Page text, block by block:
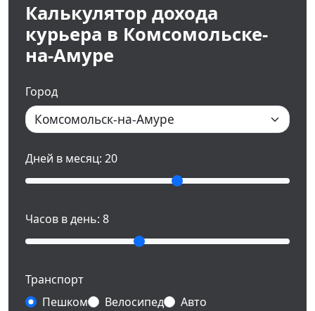
Калькулятор дохода
курьера в Комсомольске-
на-Амуре
Город
Дней в месяц: 20
Часов в день: 8
Транспорт
Пешком
Велосипед Авто